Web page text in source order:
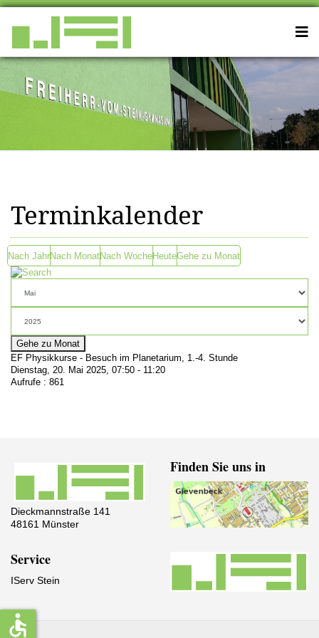
Terminkalender
Nach JahrNach MonatNach WocheHeuteGehe zu Monat
Gehe zu Monat
EF Physikkurse - Besuch im Planetarium, 1.-4. Stunde
Dienstag, 20. Mai 2025, 07:50 - 11:20
Aufrufe : 861
Dieckmannstraße 141
48161 Münster
Finden Sie uns in
Service
IServ Stein
accessible